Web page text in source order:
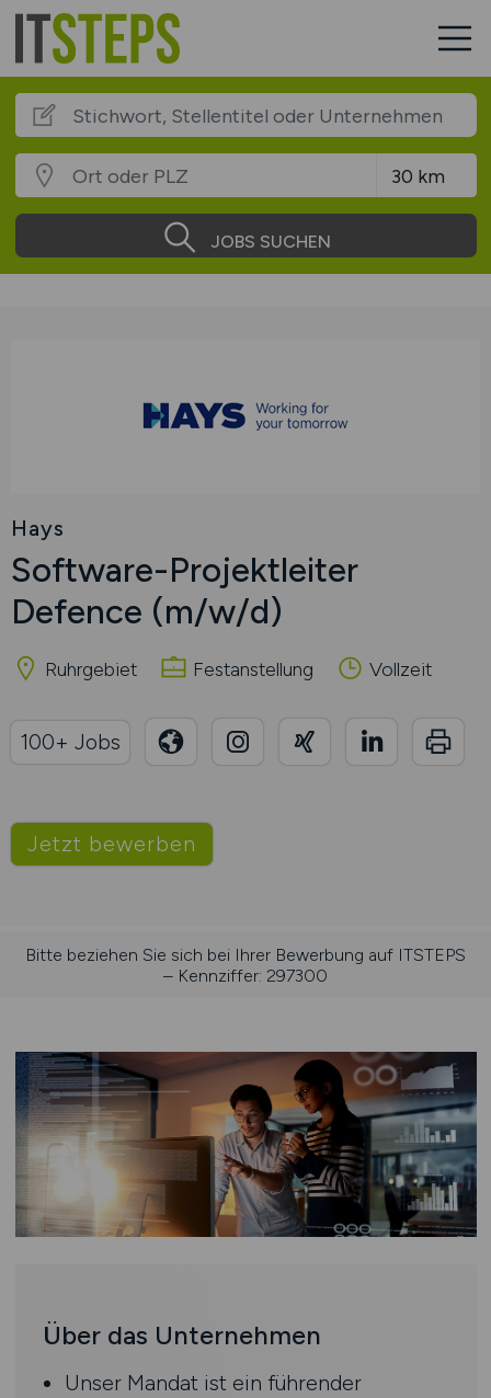
JOBS SUCHEN
Hays
Software-Projektleiter
Defence (m/w/d)
Ruhrgebiet Festanstellung Vollzeit
Jetzt bewerben
100+ Jobs
Bitte beziehen Sie sich bei Ihrer Bewerbung auf ITSTEPS
– Kennziffer: 297300
Über das Unternehmen
Unser Mandat ist ein führender